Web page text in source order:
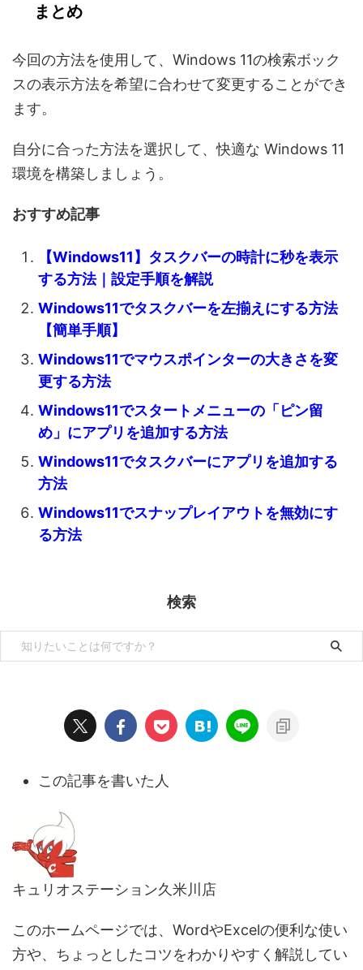
まとめ
今回の方法を使用して、Windows 11の検索ボック
スの表示方法を希望に合わせて変更することができ
ます。
自分に合った方法を選択して、快適な Windows 11
環境を構築しましょう。
おすすめ記事
【Windows11】タスクバーの時計に秒を表示
する方法｜設定手順を解説
Windows11でタスクバーを左揃えにする方法
【簡単手順】
Windows11でマウスポインターの大きさを変
更する方法
Windows11でスタートメニューの「ピン留
め」にアプリを追加する方法
Windows11でタスクバーにアプリを追加する
方法
Windows11でスナップレイアウトを無効にす
る方法
検索
この記事を書いた人
キュリオステーション久米川店
このホームページでは、WordやExcelの便利な使い
方や、ちょっとしたコツをわかりやすく解説してい